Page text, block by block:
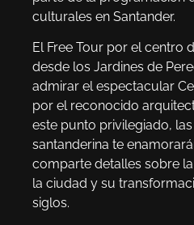
culturales en Santander.
El Free Tour por el centro
desde los Jardines de
admirar el espectacular
por el reconocido
este punto privilegiado,
santanderina te
comparte detalles sobre
la ciudad y su
siglos.